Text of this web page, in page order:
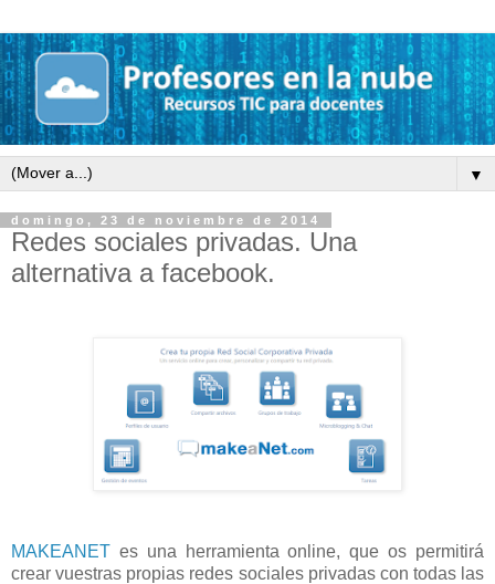
▼
domingo, 23 de noviembre de 2014
Redes sociales privadas. Una
alternativa a facebook.
MAKEANET es una herramienta online, que os permitirá
crear vuestras propias redes sociales privadas con todas las